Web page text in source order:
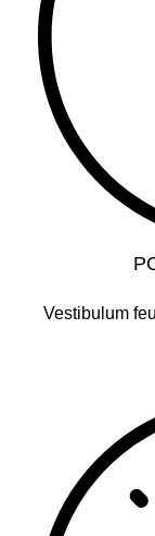
Vestibulum